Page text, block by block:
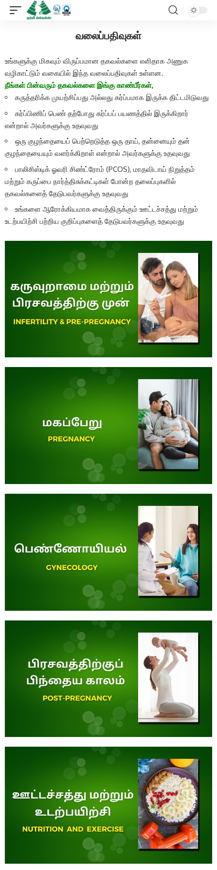
வலைப்பதிவுகள்
உங்களுக்கு மிகவும் விருப்பமான தகவல்களை எளிதாக அணுக
வழிகாட்டும் வகையில் இந்த வலைப்பதிவுகள் உள்ளன.
நீங்கள் பின்வரும் தகவல்களை இங்கு காண்பீர்கள்,
கருத்தரிக்க முயற்சிப்பது அல்லது கர்ப்பமாக இருக்க திட்டமிடுவது
கர்ப்பிணிப் பெண் தற்போது கர்ப்பப் பயணத்தில் இருக்கிறார்
என்றால் அவர்களுக்கு உதவுவது
ஒரு குழந்தையைப் பெற்றெடுத்த ஒரு தாய், தன்னையும் தன்
குழந்தையையும் வளர்க்கிறாள் என்றால் அவர்களுக்கு உதவுவது
பாலிசிஸ்டிக் ஓவரி சிண்ட்ரோம் (PCOS), மாதவிடாய் நிறுத்தம்
மற்றும் கருப்பை நார்த்திசுக்கட்டிகள் போன்ற தலைப்புகளில்
தகவல்களைத் தேடுபவர்களுக்கு உதவுவது
உங்களை ஆரோக்கியமாக வைத்திருக்கும் ஊட்டச்சத்து மற்றும்
உடற்பயிற்சி பற்றிய குறிப்புகளைத் தேடுபவர்களுக்கு உதவுவது